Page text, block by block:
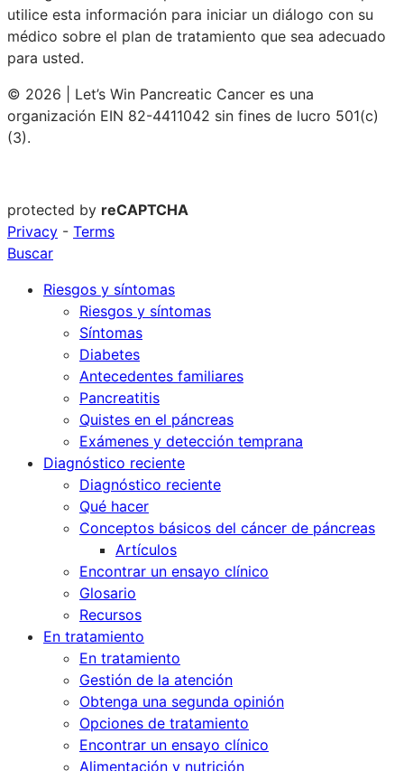
utilice esta información para iniciar un diálogo con su
médico sobre el plan de tratamiento que sea adecuado
para usted.
© 2026 | Let’s Win Pancreatic Cancer es una
organización EIN 82-4411042 sin fines de lucro 501(c)
(3).
protected by reCAPTCHA
Privacy - Terms
Buscar
Riesgos y síntomas
Riesgos y síntomas
Síntomas
Diabetes
Antecedentes familiares
Pancreatitis
Quistes en el páncreas
Exámenes y detección temprana
Diagnóstico reciente
Diagnóstico reciente
Qué hacer
Conceptos básicos del cáncer de páncreas
Artículos
Encontrar un ensayo clínico
Glosario
Recursos
En tratamiento
En tratamiento
Gestión de la atención
Obtenga una segunda opinión
Opciones de tratamiento
Encontrar un ensayo clínico
Alimentación y nutrición